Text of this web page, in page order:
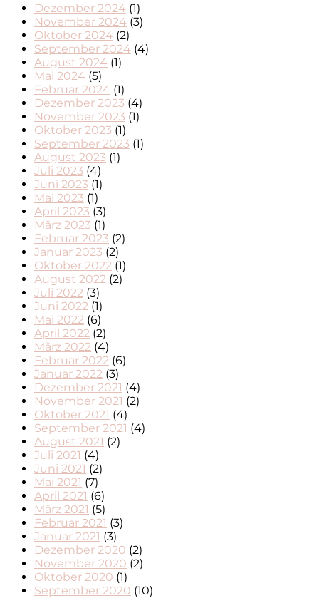
Dezember 2024 (1)
November 2024 (3)
Oktober 2024 (2)
September 2024 (4)
August 2024 (1)
Mai 2024 (5)
Februar 2024 (1)
Dezember 2023 (4)
November 2023 (1)
Oktober 2023 (1)
September 2023 (1)
August 2023 (1)
Juli 2023 (4)
Juni 2023 (1)
Mai 2023 (1)
April 2023 (3)
März 2023 (1)
Februar 2023 (2)
Januar 2023 (2)
Oktober 2022 (1)
August 2022 (2)
Juli 2022 (3)
Juni 2022 (1)
Mai 2022 (6)
April 2022 (2)
März 2022 (4)
Februar 2022 (6)
Januar 2022 (3)
Dezember 2021 (4)
November 2021 (2)
Oktober 2021 (4)
September 2021 (4)
August 2021 (2)
Juli 2021 (4)
Juni 2021 (2)
Mai 2021 (7)
April 2021 (6)
März 2021 (5)
Februar 2021 (3)
Januar 2021 (3)
Dezember 2020 (2)
November 2020 (2)
Oktober 2020 (1)
September 2020 (10)